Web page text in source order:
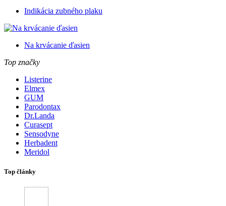
Indikácia zubného plaku
Na krvácanie ďasien
Top značky
Listerine
Elmex
GUM
Parodontax
Dr.Landa
Curasept
Sensodyne
Herbadent
Meridol
Top články